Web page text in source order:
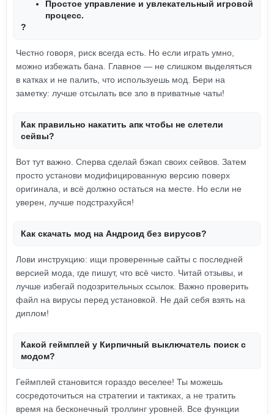
Простое управление и увлекательный игровой
процесс.
?
Честно говоря, риск всегда есть. Но если играть умно,
можно избежать бана. Главное — не слишком выделяться
в катках и не палить, что используешь мод. Бери на
заметку: лучше отсылать все зло в приватные чаты!
Как правильно накатить апк чтобы не слетели
сейвы?
Вот тут важно. Сперва сделай бэкап своих сейвов. Затем
просто установи модифицированную версию поверх
оригинала, и всё должно остаться на месте. Но если не
уверен, лучше подстрахуйся!
Как скачать мод на Андроид без вирусов?
Лови инструкцию: ищи проверенные сайты с последней
версией мода, где пишут, что всё чисто. Читай отзывы, и
лучше избегай подозрительных ссылок. Важно проверить
файл на вирусы перед установкой. Не дай себя взять на
диплом!
Какой геймплей у Кирпичный выключатель поиск с
модом?
Геймплей становится гораздо веселее! Ты можешь
сосредоточиться на стратегии и тактиках, а не тратить
время на бесконечный троллинг уровней. Все функции